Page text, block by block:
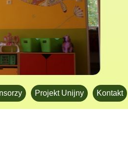
Projekt Unijny Kontakt